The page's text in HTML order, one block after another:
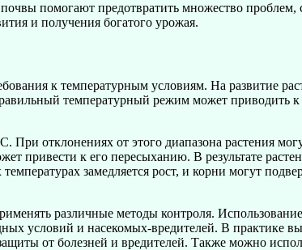
помогают предотвратить множество проблем,
и получения богатого урожая.
к температурным условиям. На развитие
температурный режим может приводить
отклонениях от этого диапазона растения
привести к его пересыханию. В результате
замедляется рост, и корни могут
различные методы контроля.
условий и насекомых-вредителей. В практике
от болезней и вредителей. Также можно